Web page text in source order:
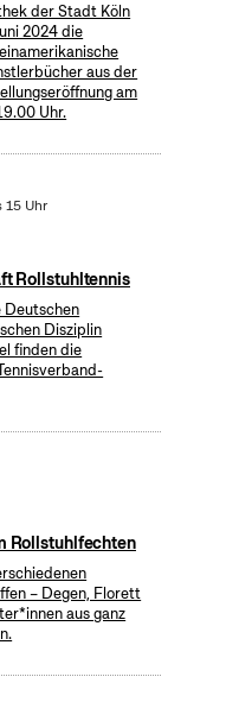
der Stadt Köln
2024 die
aus der
am
Uhr.
15 Uhr
Rollstuhltennis
Deutschen
Disziplin
finden die
Rollstuhlfechten
– Degen, Florett
aus ganz